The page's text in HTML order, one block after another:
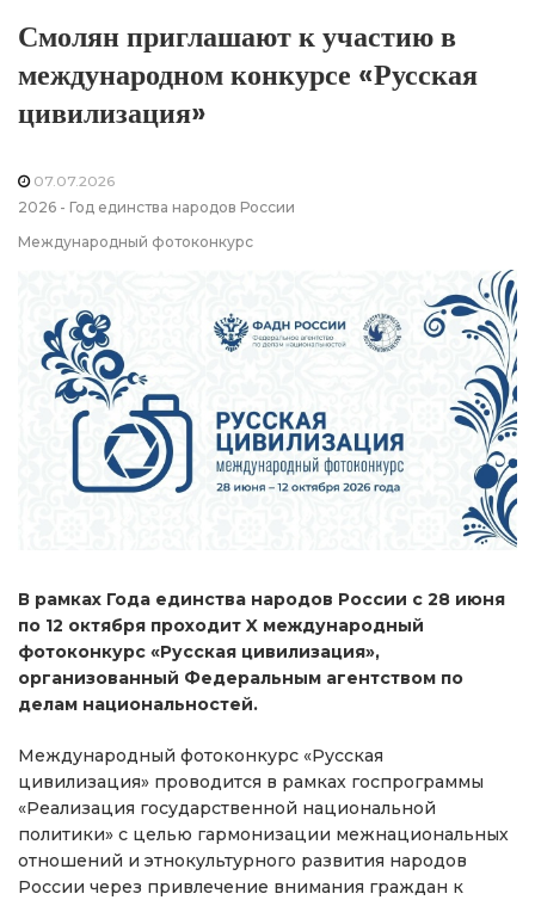
Смолян приглашают к участию в
международном конкурсе «Русская
цивилизация»
07.07.2026
2026 - Год единства народов России
Международный фотоконкурс
В рамках Года единства народов России с 28 июня
по 12 октября проходит X международный
фотоконкурс «Русская цивилизация»,
организованный Федеральным агентством по
делам национальностей.
Международный фотоконкурс «Русская
цивилизация» проводится в рамках госпрограммы
«Реализация государственной национальной
политики» с целью гармонизации межнациональных
отношений и этнокультурного развития народов
России через привлечение внимания граждан к